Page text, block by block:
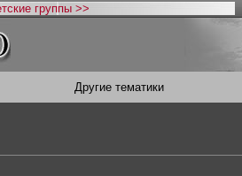
группы >>
Другие тематики